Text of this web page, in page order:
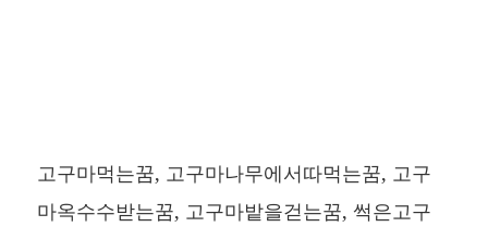
고구마먹는꿈, 고구마나무에서따먹는꿈, 고구
마옥수수받는꿈, 고구마밭을걷는꿈, 썩은고구